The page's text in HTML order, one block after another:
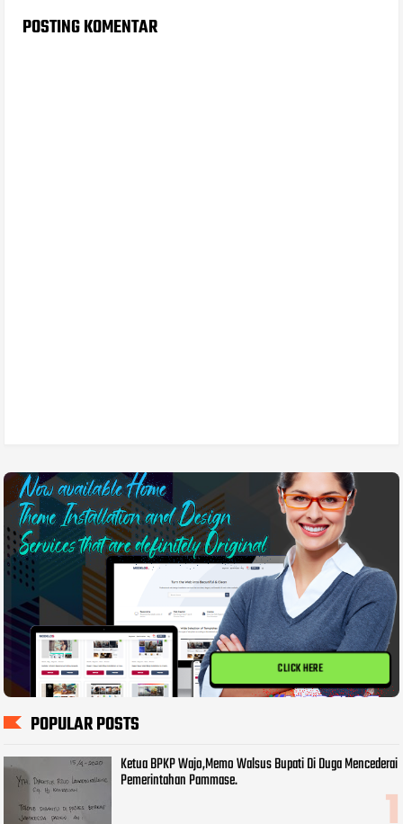
POSTING KOMENTAR
CLICK HERE
POPULAR POSTS
Ketua BPKP Wajo,Memo Walsus Bupati Di Duga Mencederai
Pemerintahan Pammase.